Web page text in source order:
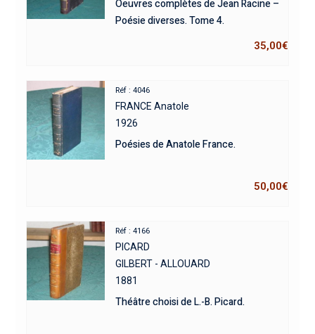
Oeuvres complètes de Jean Racine –
Poésie diverses. Tome 4.
35,00€
Réf : 4046
FRANCE Anatole
1926
Poésies de Anatole France.
50,00€
Réf : 4166
PICARD
GILBERT - ALLOUARD
1881
Théâtre choisi de L.-B. Picard.